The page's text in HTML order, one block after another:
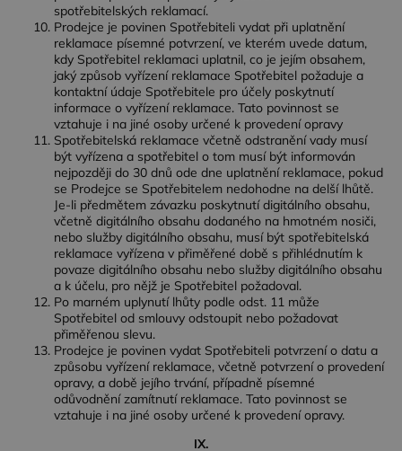
spotřebitelských reklamací.
Prodejce je povinen Spotřebiteli vydat při uplatnění
reklamace písemné potvrzení, ve kterém uvede datum,
kdy Spotřebitel reklamaci uplatnil, co je jejím obsahem,
jaký způsob vyřízení reklamace Spotřebitel požaduje a
kontaktní údaje Spotřebitele pro účely poskytnutí
informace o vyřízení reklamace. Tato povinnost se
vztahuje i na jiné osoby určené k provedení opravy
Spotřebitelská reklamace včetně odstranění vady musí
být vyřízena a spotřebitel o tom musí být informován
nejpozději do 30 dnů ode dne uplatnění reklamace, pokud
se Prodejce se Spotřebitelem nedohodne na delší lhůtě.
Je-li předmětem závazku poskytnutí digitálního obsahu,
včetně digitálního obsahu dodaného na hmotném nosiči,
nebo služby digitálního obsahu, musí být spotřebitelská
reklamace vyřízena v přiměřené době s přihlédnutím k
povaze digitálního obsahu nebo služby digitálního obsahu
a k účelu, pro nějž je Spotřebitel požadoval.
Po marném uplynutí lhůty podle odst. 11 může
Spotřebitel od smlouvy odstoupit nebo požadovat
přiměřenou slevu.
Prodejce je povinen vydat Spotřebiteli potvrzení o datu a
způsobu vyřízení reklamace, včetně potvrzení o provedení
opravy, a době jejího trvání, případně písemné
odůvodnění zamítnutí reklamace. Tato povinnost se
vztahuje i na jiné osoby určené k provedení opravy.
IX.
Název
Poskytovatel /
Doména
Vyprší Popis
_ga
Google LLC
.dessinatelier.cz
1 rok
1
měsíc
Tento název
souboru cookie
je spojen s
Google
Universal
Analytics - což je
významná
aktualizace
běžněji
používané
analytické
služby Google.
Tento soubor
cookie se
používá k
rozlišení
uživatelů
přiřazením
náhodně
čísla jako
identifikátoru
klienta. Je
součástí
každého
požadavku na
stránku na webu
Název
Poskytovatel /
Doména
Vyprší Popis
_fbp
Meta Platform
Inc.
.dessinatelier.cz
2
měsíce
4
týdny
Používá
Facebook k
poskytování
řady
reklamních
produktů,
jako je
nabízení
cen v
reálném
čase od
inzerentů
třetích stran
IDE
Google LLC
.doubleclick.net
1 rok 1
měsíc
Tento
soubor
cookie
nastavuje
Doubleclick
a provádí
informace o
tom, jak
koncový
uživatel
Název
Poskytovatel /
Doména
Vyprší
wp-
wpml_current_language
OnTheGoSystems
Ltd.
www.dessinatelier.cz
Zavřením
prohlížeče